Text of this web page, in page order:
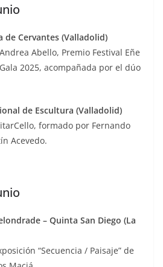
de Cervantes (Valladolid)
Abello, Premio Festival Eñe
2025, acompañada por el dúo
de Escultura (Valladolid)
formado por Fernando
Acevedo.
– Quinta San Diego (La
“Secuencia / Paisaje” de